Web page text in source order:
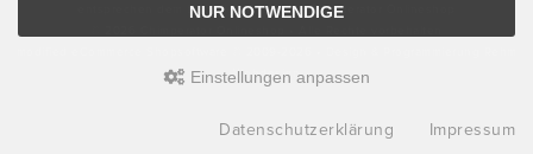
entsprechen dem bisherigen Preis bei Chimperator Onlineshop
Webdesign
NUR NOTWENDIGE
Einstellungen anpassen
Datenschutzerklärung Impressum